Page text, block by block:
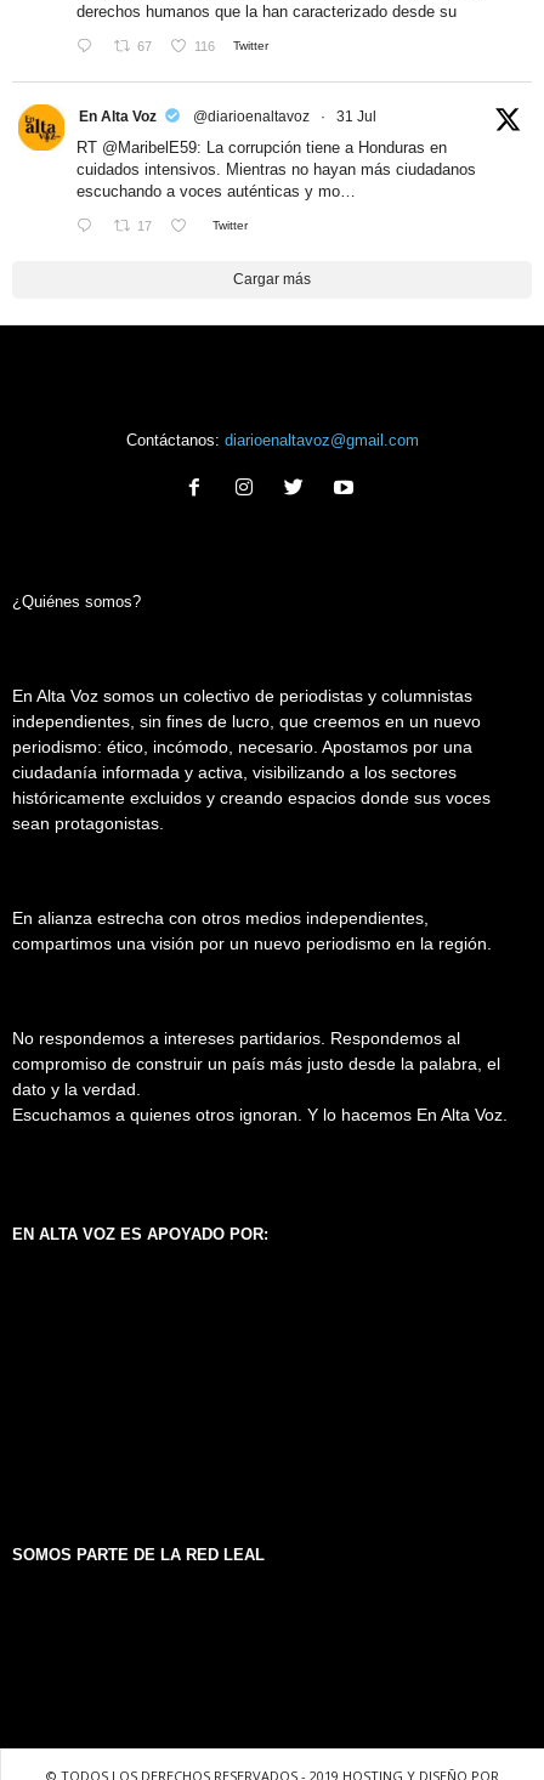
derechos humanos que la han caracterizado desde su
67 116 Twitter
En Alta Voz @diarioenaltavoz · 31 Jul
RT @MaribelE59: La corrupción tiene a Honduras en
cuidados intensivos. Mientras no hayan más ciudadanos
escuchando a voces auténticas y mo…
17 Twitter
Cargar más
Contáctanos: diarioenaltavoz@gmail.com
¿Quiénes somos?
En Alta Voz somos un colectivo de periodistas y columnistas
independientes, sin fines de lucro, que creemos en un nuevo
periodismo: ético, incómodo, necesario. Apostamos por una
ciudadanía informada y activa, visibilizando a los sectores
históricamente excluidos y creando espacios donde sus voces
sean protagonistas.
En alianza estrecha con otros medios independientes,
compartimos una visión por un nuevo periodismo en la región.
No respondemos a intereses partidarios. Respondemos al
compromiso de construir un país más justo desde la palabra, el
dato y la verdad.
Escuchamos a quienes otros ignoran. Y lo hacemos En Alta Voz.
EN ALTA VOZ ES APOYADO POR:
SOMOS PARTE DE LA RED LEAL
© TODOS LOS DERECHOS RESERVADOS - 2019 HOSTING Y DISEÑO POR